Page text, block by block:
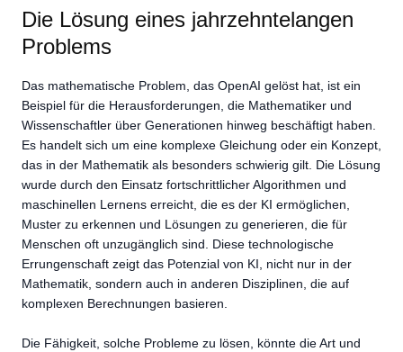
Die Lösung eines jahrzehntelangen
Problems
Das mathematische Problem, das OpenAI gelöst hat, ist ein
Beispiel für die Herausforderungen, die Mathematiker und
Wissenschaftler über Generationen hinweg beschäftigt haben.
Es handelt sich um eine komplexe Gleichung oder ein Konzept,
das in der Mathematik als besonders schwierig gilt. Die Lösung
wurde durch den Einsatz fortschrittlicher Algorithmen und
maschinellen Lernens erreicht, die es der KI ermöglichen,
Muster zu erkennen und Lösungen zu generieren, die für
Menschen oft unzugänglich sind. Diese technologische
Errungenschaft zeigt das Potenzial von KI, nicht nur in der
Mathematik, sondern auch in anderen Disziplinen, die auf
komplexen Berechnungen basieren.
Die Fähigkeit, solche Probleme zu lösen, könnte die Art und